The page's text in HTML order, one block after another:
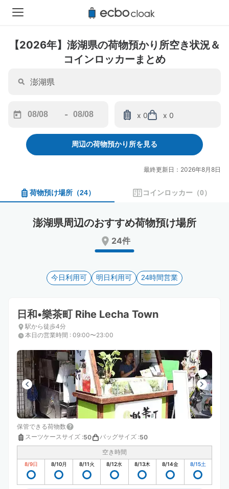
【2026年】澎湖県の荷物預かり所空き状況＆
コインロッカーまとめ
forward
interact
calendar
and
date.
the
keyboard
shortcuts
for
changing
dates.
-
backward
to
interact
calendar
and
a
date.
mark
key
the
keyboard
for
changing
dates.
x 0 x 0
周辺の荷物預かり所を見る
最終更新日：2026年8月8日
荷物預け場所 （24） コインロッカー （0）
澎湖県周辺のおすすめ荷物預け場所
24件
今日利用可 明日利用可 24時間営業
日和•樂茶町 Rihe Lecha Town
駅から徒歩4分
本日の営業時間 : 09:00〜23:00
保管できる荷物数
スーツケースサイズ :50 バッグサイズ :50
空き時間
8/9日 8/10月 8/11火 8/12水 8/13木 8/14金 8/15土